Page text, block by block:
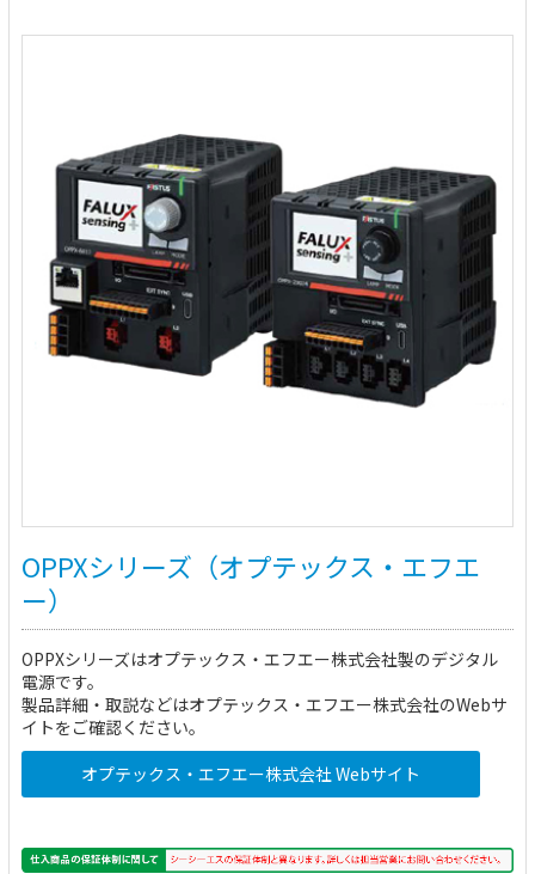
OPPXシリーズ（オプテックス・エフエ
ー）
OPPXシリーズはオプテックス・エフエー株式会社製のデジタル
電源です。
製品詳細・取説などはオプテックス・エフエー株式会社のWebサ
イトをご確認ください。
オプテックス・エフエー株式会社 Webサイト